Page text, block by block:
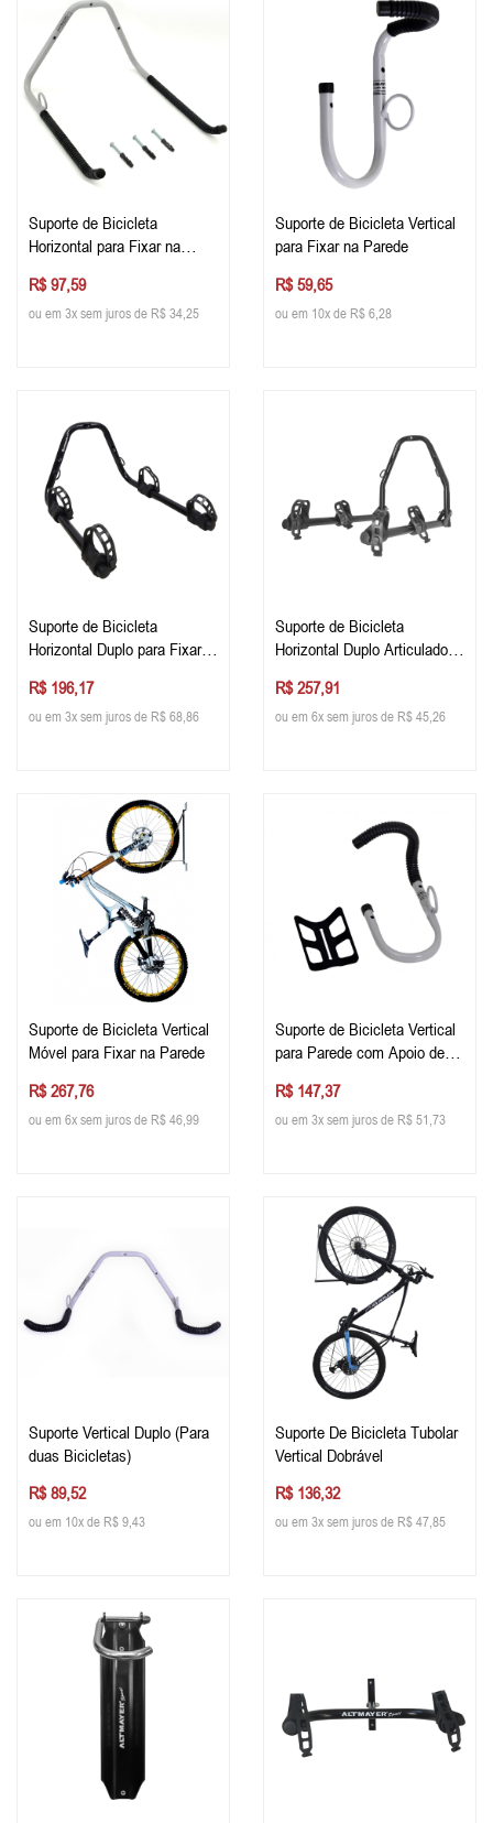
Suporte de Bicicleta
Horizontal para Fixar na
R$ 97,59
ou em 3x sem juros de R$ 34,25
Suporte de Bicicleta Vertical
para Fixar na Parede
R$ 59,65
ou em 10x de R$ 6,28
Suporte de Bicicleta
Horizontal Duplo para Fixar
R$ 196,17
ou em 3x sem juros de R$ 68,86
Suporte de Bicicleta
Horizontal Duplo Articulado
R$ 257,91
ou em 6x sem juros de R$ 45,26
Suporte de Bicicleta Vertical
Móvel para Fixar na Parede
R$ 267,76
ou em 6x sem juros de R$ 46,99
Suporte de Bicicleta Vertical
para Parede com Apoio de
R$ 147,37
ou em 3x sem juros de R$ 51,73
Suporte Vertical Duplo (Para
duas Bicicletas)
R$ 89,52
ou em 10x de R$ 9,43
Suporte De Bicicleta Tubolar
Vertical Dobrável
R$ 136,32
ou em 3x sem juros de R$ 47,85